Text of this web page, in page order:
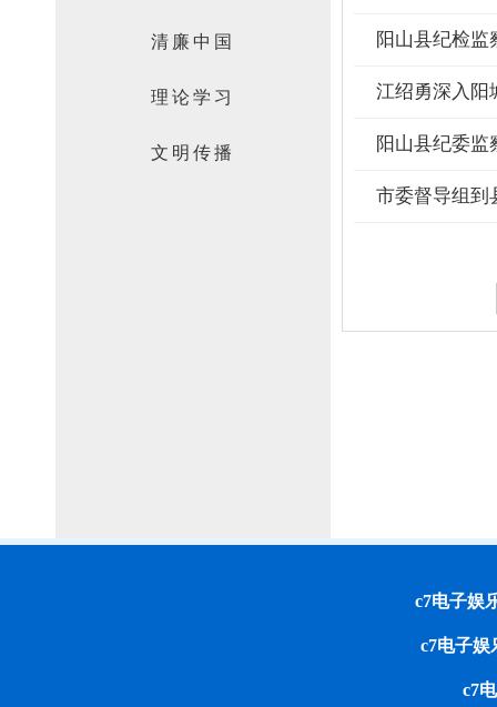
清廉中国
理论学习
文明传播
江绍勇深入阳
阳山县纪委
市委督导组到
c7电子娱
c7电子娱
c7